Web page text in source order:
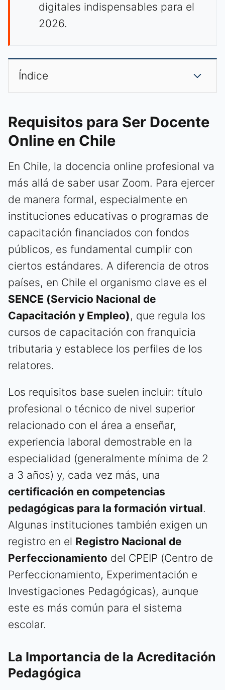
digitales indispensables para el
2026.
Índice
Requisitos para Ser Docente
Online en Chile
En Chile, la docencia online profesional va
más allá de saber usar Zoom. Para ejercer
de manera formal, especialmente en
instituciones educativas o programas de
capacitación financiados con fondos
públicos, es fundamental cumplir con
ciertos estándares. A diferencia de otros
países, en Chile el organismo clave es el
SENCE (Servicio Nacional de
Capacitación y Empleo), que regula los
cursos de capacitación con franquicia
tributaria y establece los perfiles de los
relatores.
Los requisitos base suelen incluir: título
profesional o técnico de nivel superior
relacionado con el área a enseñar,
experiencia laboral demostrable en la
especialidad (generalmente mínima de 2
a 3 años) y, cada vez más, una
certificación en competencias
pedagógicas para la formación virtual.
Algunas instituciones también exigen un
registro en el Registro Nacional de
Perfeccionamiento del CPEIP (Centro de
Perfeccionamiento, Experimentación e
Investigaciones Pedagógicas), aunque
este es más común para el sistema
escolar.
La Importancia de la Acreditación
Pedagógica